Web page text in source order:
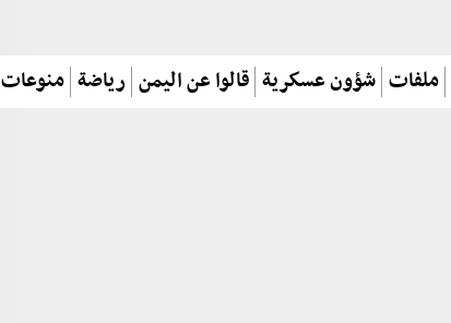
ملفات شؤون عسكرية قالوا عن اليمن رياضة منوعات